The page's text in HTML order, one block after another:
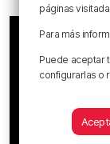
páginas
Para más
Puede aceptar
configurarlas o